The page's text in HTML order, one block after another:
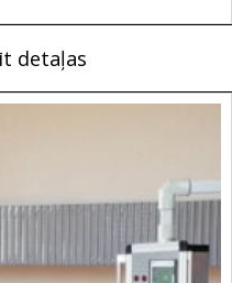
detaļas